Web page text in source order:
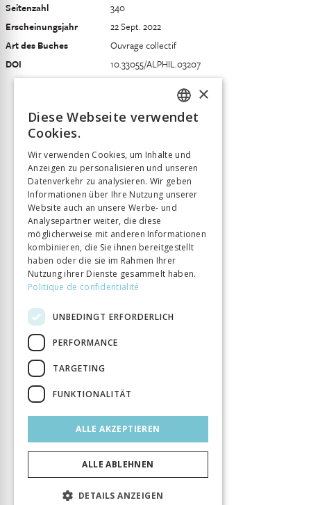
Seitenzahl
340
Erscheinungsjahr
22 Sept. 2022
Art des Buches
Ouvrage collectif
DOI
10.33055/ALPHIL.03207
FRENCH
ITALIAN
×
Diese Webseite verwendet
Cookies.
Wir verwenden Cookies, um Inhalte und
Anzeigen zu personalisieren und unseren
Datenverkehr zu analysieren. Wir geben
Informationen über Ihre Nutzung unserer
Website auch an unsere Werbe- und
Analysepartner weiter, die diese
möglicherweise mit anderen Informationen
kombinieren, die Sie ihnen bereitgestellt
haben oder die sie im Rahmen Ihrer
Nutzung ihrer Dienste gesammelt haben.
Politique de confidentialité
UNBEDINGT ERFORDERLICH
PERFORMANCE
TARGETING
FUNKTIONALITÄT
ALLE AKZEPTIEREN
ALLE ABLEHNEN
DETAILS ANZEIGEN